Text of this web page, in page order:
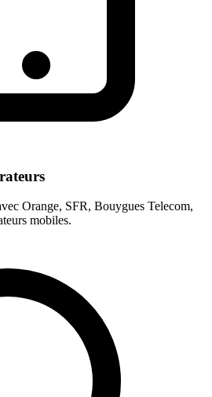
Orange, SFR, Bouygues Telecom,
mobiles.